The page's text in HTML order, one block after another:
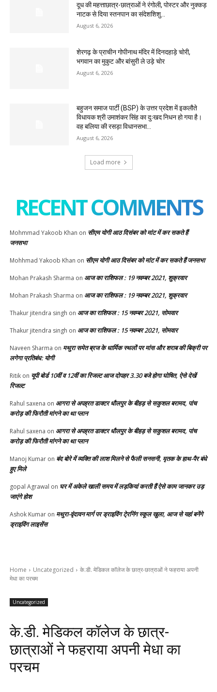
दूध की महत्ताछात्र-छात्राओं ने रंगोली, पोस्टर और नुक्कड़
नाटक से दिया स्तनपान का संदेशशिशु...
August 6, 2026
शेरगढ़ के प्राचीन गोपीनाथ मंदिर में दिनदहाड़े चोरी,
भगवान का मुकुट और बांसुरी ले उड़े चोर
August 6, 2026
बहुजन समाज पार्टी (BSP) के उत्तर प्रदेश में इकलौते
विधायक श्री उमाशंकर सिंह का दुःखद निधन हो गया है।
वह बलिया की रसड़ा विधानसभा...
August 6, 2026
Load more
RECENT COMMENTS
Mohmmad Yakoob Khan on सीएम योगी आठ दिसंबर को मांट में कर सकते हैं
जनसभा
Mohhmad Yakoob Khan on सीएम योगी आठ दिसंबर को मांट में कर सकते हैं जनसभा
Mohan Prakash Sharma on आज का राशिफल : 19 नवम्बर 2021, शुक्रवार
Mohan Prakash Sharma on आज का राशिफल : 19 नवम्बर 2021, शुक्रवार
Thakur jitendra singh on आज का राशिफल : 15 नवम्बर 2021, सोमवार
Thakur jitendra singh on आज का राशिफल : 15 नवम्बर 2021, सोमवार
Naveen Sharma on मथुरा समेत ब्रज के धार्मिक स्थलों पर मांस और शराब की बिक्री पर
लगेगा प्रतिबंध: योगी
Ritik on यूपी बोर्ड 10वीं व 12वीं का रिजल्ट आज दोपहर 3.30 बजे होगा घोषित, ऐसे देखें
रिजल्ट
Rahul saxena on आगरा से अपह्रत डाक्टर धौलपुर के बीहड़ से सकुशल बरामद, पांच
करोड़ की फिरौती मांगने का था प्लान
Rahul saxena on आगरा से अपह्रत डाक्टर धौलपुर के बीहड़ से सकुशल बरामद, पांच
करोड़ की फिरौती मांगने का था प्लान
Manoj Kumar on बंद बोरे में व्यक्ति की लाश मिलने से फैली सनसनी, मृतक के हाथ-पैर बंधे
हुए मिले
gopal Agrawal on घर में अकेले खाली समय में लड़कियां करती हैं ऐसे काम जानकर उड़
जाएंगे होश
Ashok Kumar on मथुरा-वृंदावन मार्ग पर ड्राइविंग टे्रनिंग स्कूल खुला, आज से यहां बनेंगे
ड्राइविंग लाइसेंस